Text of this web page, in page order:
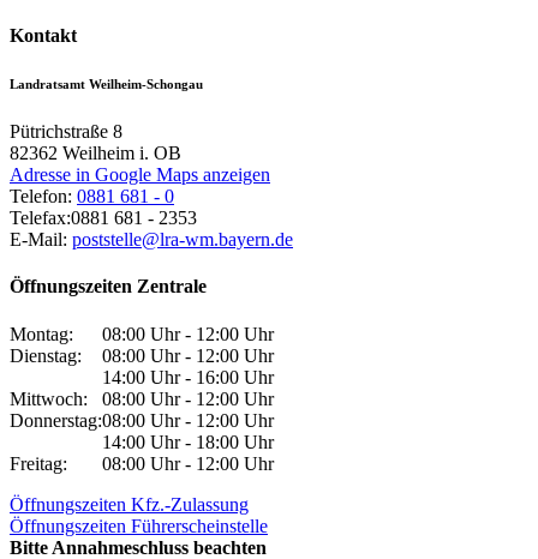
Kontakt
Landratsamt Weilheim-Schongau
Pütrichstraße 8
82362 Weilheim i. OB
Adresse in Google Maps anzeigen
Telefon: 0881 681 - 0
Telefax:0881 681 - 2353
E-Mail: poststelle@lra-wm.bayern.de
Öffnungszeiten Zentrale
Montag:
08:00 Uhr - 12:00 Uhr
Dienstag:
08:00 Uhr - 12:00 Uhr
14:00 Uhr - 16:00 Uhr
Mittwoch:
08:00 Uhr - 12:00 Uhr
Donnerstag:08:00 Uhr - 12:00 Uhr
14:00 Uhr - 18:00 Uhr
Freitag:
08:00 Uhr - 12:00 Uhr
Öffnungszeiten Kfz.-Zulassung
Öffnungszeiten Führerscheinstelle
Bitte Annahmeschluss beachten